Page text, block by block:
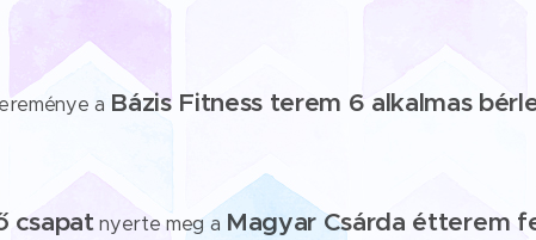
a Bázis Fitness terem 6 alkalmas
csapat nyerte meg a Magyar Csárda étterem